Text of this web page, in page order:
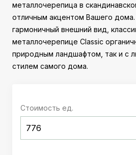
металлочерепица в
отличным акцентом Вашего
гармоничный внешний вид,
металлочерепице Classic
природным ландшафтом, так и с
стилем самого дома.
Стоимость ед.